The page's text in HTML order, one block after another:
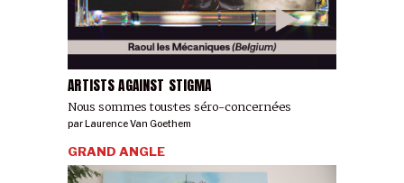
ARTISTS AGAINST STIGMA
Nous sommes tous·tes séro-concerné·es
parLaurence Van Goethem
GRAND ANGLE